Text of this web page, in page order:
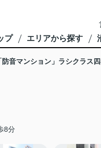
プ エリアから探す
防音マンション」ラシクラス
8分